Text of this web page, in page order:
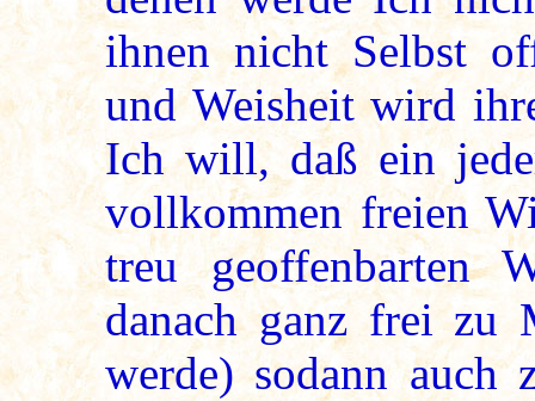
ihnen nicht Selbst
und Weisheit wird
Ich will, daß ein
vollkommen freien
treu geoffenbarten
danach ganz frei zu
werde) sodann